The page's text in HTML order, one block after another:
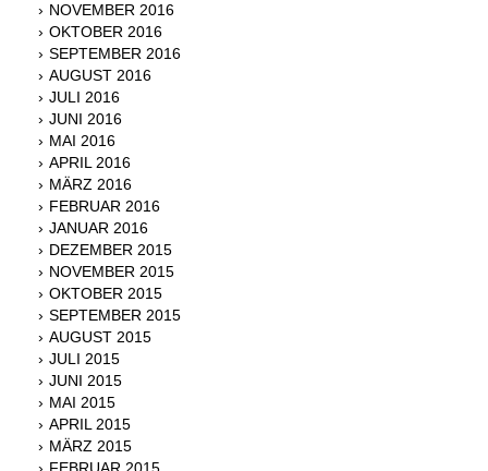
NOVEMBER 2016
OKTOBER 2016
SEPTEMBER 2016
AUGUST 2016
JULI 2016
JUNI 2016
MAI 2016
APRIL 2016
MÄRZ 2016
FEBRUAR 2016
JANUAR 2016
DEZEMBER 2015
NOVEMBER 2015
OKTOBER 2015
SEPTEMBER 2015
AUGUST 2015
JULI 2015
JUNI 2015
MAI 2015
APRIL 2015
MÄRZ 2015